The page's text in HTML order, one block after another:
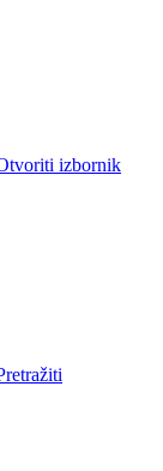
izbornik